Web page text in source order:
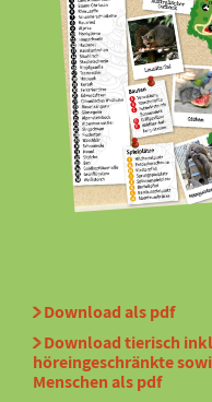
Download als pdf
Download tierisch
höreingeschränkte
Menschen als pdf